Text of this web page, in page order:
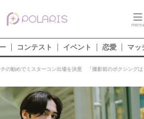
コンテスト イベント 恋愛 マッ
チの勧めでミスターコン出場を決意 「撮影前のボクシング